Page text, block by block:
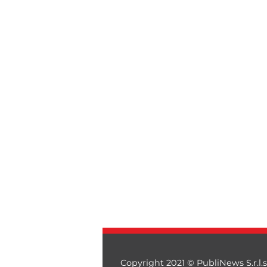
Copyright 2021 © PubliNews